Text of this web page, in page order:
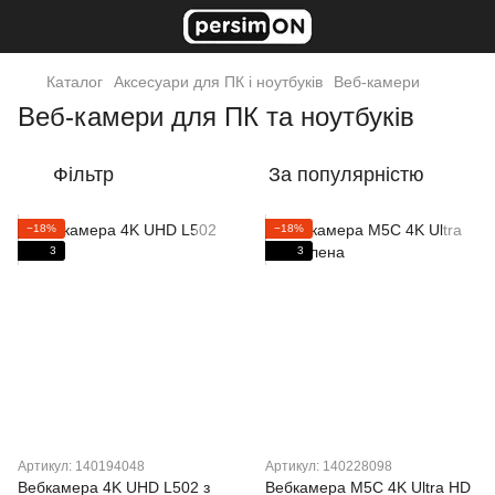
Каталог Аксесуари для ПК і ноутбуків Веб-камери
Веб-камери для ПК та ноутбуків
Фільтр За популярністю
−18%
3
Артикул: 140194048
Вебкамера 4K UHD L502 з
−18%
3
Артикул: 140228098
Вебкамера M5C 4K Ultra HD